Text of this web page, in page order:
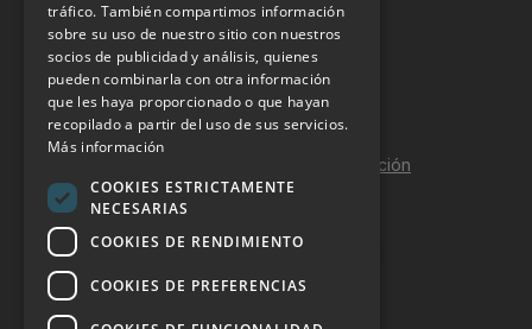
Aviso Legal
Política de Privacidad
Política de Cookies
Política de calidad y seguridad de la información
Contacto
DOSSIER Y CONTRATACIÓN
tráfico. También compartimos información
sobre su uso de nuestro sitio con nuestros
socios de publicidad y análisis, quienes
pueden combinarla con otra información
que les haya proporcionado o que hayan
recopilado a partir del uso de sus servicios.
Más información
COOKIES ESTRICTAMENTE
NECESARIAS
COOKIES DE RENDIMIENTO
COOKIES DE PREFERENCIAS